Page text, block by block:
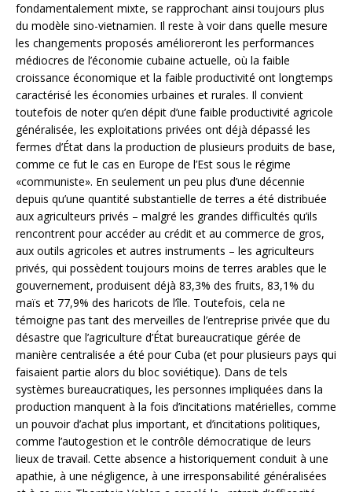
fondamentalement mixte, se rapprochant ainsi toujours plus
du modèle sino-vietnamien. Il reste à voir dans quelle mesure
les changements proposés amélioreront les performances
médiocres de l’économie cubaine actuelle, où la faible
croissance économique et la faible productivité ont longtemps
caractérisé les économies urbaines et rurales. Il convient
toutefois de noter qu’en dépit d’une faible productivité agricole
généralisée, les exploitations privées ont déjà dépassé les
fermes d’État dans la production de plusieurs produits de base,
comme ce fut le cas en Europe de l’Est sous le régime
«communiste». En seulement un peu plus d’une décennie
depuis qu’une quantité substantielle de terres a été distribuée
aux agriculteurs privés – malgré les grandes difficultés qu’ils
rencontrent pour accéder au crédit et au commerce de gros,
aux outils agricoles et autres instruments – les agriculteurs
privés, qui possèdent toujours moins de terres arables que le
gouvernement, produisent déjà 83,3% des fruits, 83,1% du
maïs et 77,9% des haricots de l’île. Toutefois, cela ne
témoigne pas tant des merveilles de l’entreprise privée que du
désastre que l’agriculture d’État bureaucratique gérée de
manière centralisée a été pour Cuba (et pour plusieurs pays qui
faisaient partie alors du bloc soviétique). Dans de tels
systèmes bureaucratiques, les personnes impliquées dans la
production manquent à la fois d’incitations matérielles, comme
un pouvoir d’achat plus important, et d’incitations politiques,
comme l’autogestion et le contrôle démocratique de leurs
lieux de travail. Cette absence a historiquement conduit à une
apathie, à une négligence, à une irresponsabilité généralisées